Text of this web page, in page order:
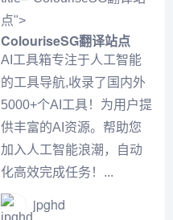
点">
ColouriseSG翻译站点
AI工具箱专注于人工智能
的工具导航,收录了国内外
5000+个AI工具！为用户提
供丰富的AI资源。帮助您
加入人工智能浪潮，自动
化高效完成任务！...
jpghd